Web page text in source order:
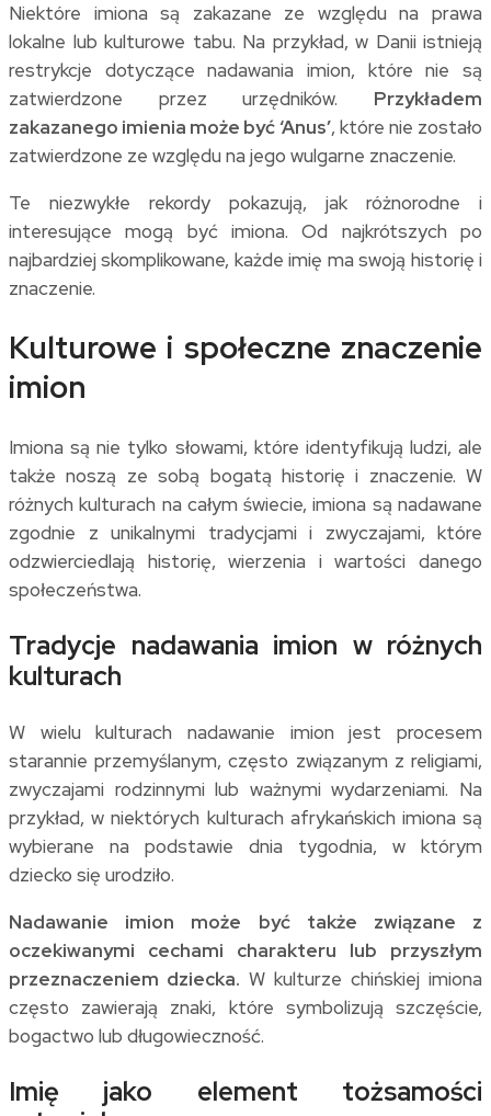
Niektóre imiona są zakazane ze względu na prawa
lokalne lub kulturowe tabu. Na przykład, w Danii istnieją
restrykcje dotyczące nadawania imion, które nie są
zatwierdzone przez urzędników. Przykładem
zakazanego imienia może być ‘Anus’, które nie zostało
zatwierdzone ze względu na jego wulgarne znaczenie.
Te niezwykłe rekordy pokazują, jak różnorodne i
interesujące mogą być imiona. Od najkrótszych po
najbardziej skomplikowane, każde imię ma swoją historię i
znaczenie.
Kulturowe i społeczne znaczenie
imion
Imiona są nie tylko słowami, które identyfikują ludzi, ale
także noszą ze sobą bogatą historię i znaczenie. W
różnych kulturach na całym świecie, imiona są nadawane
zgodnie z unikalnymi tradycjami i zwyczajami, które
odzwierciedlają historię, wierzenia i wartości danego
społeczeństwa.
Tradycje nadawania imion w różnych
kulturach
W wielu kulturach nadawanie imion jest procesem
starannie przemyślanym, często związanym z religiami,
zwyczajami rodzinnymi lub ważnymi wydarzeniami. Na
przykład, w niektórych kulturach afrykańskich imiona są
wybierane na podstawie dnia tygodnia, w którym
dziecko się urodziło.
Nadawanie imion może być także związane z
oczekiwanymi cechami charakteru lub przyszłym
przeznaczeniem dziecka. W kulturze chińskiej imiona
często zawierają znaki, które symbolizują szczęście,
bogactwo lub długowieczność.
Imię jako element tożsamości